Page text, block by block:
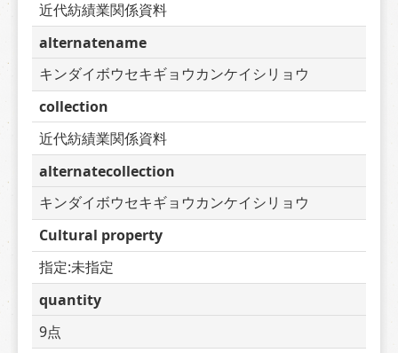
近代紡績業関係資料
alternatename
キンダイボウセキギョウカンケイシリョウ
collection
近代紡績業関係資料
alternatecollection
キンダイボウセキギョウカンケイシリョウ
Cultural property
指定:未指定
quantity
9点